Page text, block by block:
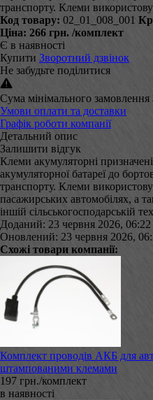
транспорту. Клеми
Код товару: 02_01_008_001
Ціна: 266 грн. /комплект
Є в наявності
Купити Зворотний дзвінок
Не забудьте поділитися
Сума мінімального замовлення
Умови оплати та доставки
Графік роботи компанії
Детальний опис
Залишити відгук
Клеми акумуляторні
акумуляторної батареї до
транспорту. Клеми
пасажирських автомобілях, а
іншій сільськогосподарській
Доданий: 23 червня 2026, 06:22
Оновлений: 23 червня 2026,
Схожі товари компанії:
Комплект проводів АКБ для
штампованими клемами
197 грн./комплект
в наявності